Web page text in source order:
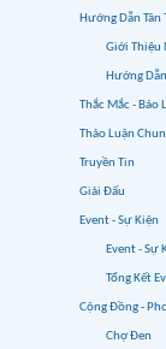
Hướng Dẫn Tân
Giới Thiệu
Hướng
Thắc Mắc - Báo
Thảo Luận
Truyền Tin
Giải Đấu
Event - Sự Kiện
Event - Sự
Tổng Kết
Cộng Đồng -
Chợ Đen